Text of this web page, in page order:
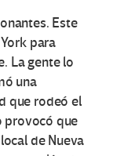
Este
para
La gente lo
una
que rodeó el
provocó que
de Nueva